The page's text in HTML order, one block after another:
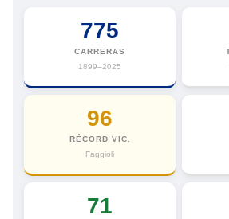
775
CARRERAS
1899–2025
96
RÉCORD VIC.
Faggioli
71